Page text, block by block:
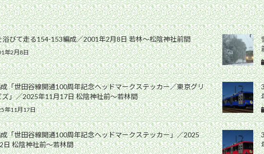
浴びて走る154-153編成／2001年2月8日 若林〜松陰神社前間
年2月8日
「世田谷線開通100周年記念ヘッドマークステッカー／東京グリ
ズ」／2025年11月17日 松陰神社前〜若林間
年11月17日
「世田谷線開通100周年記念ヘッドマークステッカー」／2025
日 松陰神社前〜若林間